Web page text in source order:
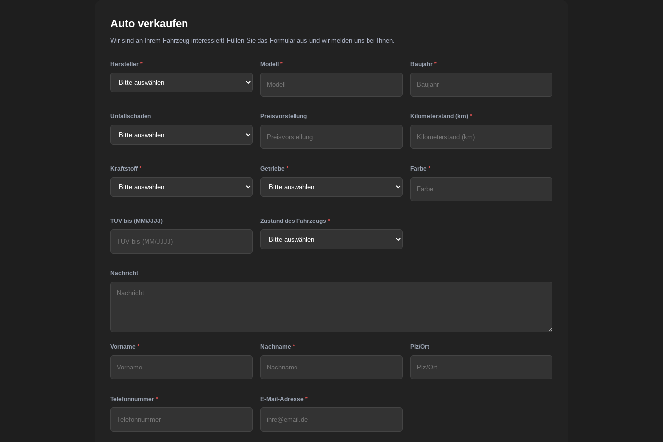
Auto verkaufen
Wir sind an Ihrem Fahrzeug interessiert! Füllen Sie das Formular aus und wir melden uns bei Ihnen.
Hersteller * Modell * Baujahr *
Unfallschaden Preisvorstellung Kilometerstand (km) *
Kraftstoff * Getriebe * Farbe *
TÜV bis (MM/JJJJ) Zustand des Fahrzeugs *
Nachricht
Vorname * Nachname * Plz/Ort
Telefonnummer * E-Mail-Adresse *